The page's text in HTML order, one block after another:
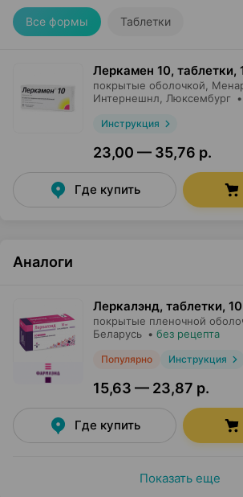
Все формы Таблетки
Леркамен 10, таблетки,
покрытые оболочкой,
Интернешнл , Люксембург •
Инструкция
23,00 — 35,76 р.
Где купить
Аналоги
Леркалэнд, таблетки,
покрытые пленочной
Беларусь • без рецепта
Популярно Инструкция
15,63 — 23,87 р.
Где купить
Показать еще